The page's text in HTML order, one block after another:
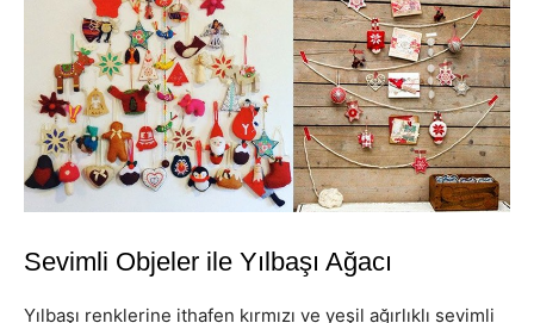
Sevimli Objeler ile Yılbaşı Ağacı
Yılbaşı renklerine ithafen kırmızı ve yeşil ağırlıklı sevimli